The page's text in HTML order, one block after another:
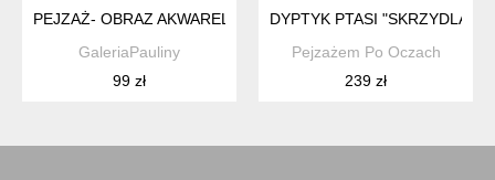
PEJZAŻ- OBRAZ AKWARELA
GaleriaPauliny
99 zł
DYPTYK PTASI
Pejzażem Po Oczach
239 zł